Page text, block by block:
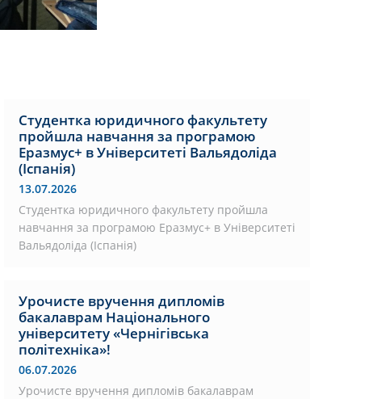
Студентка юридичного факультету
пройшла навчання за програмою
Еразмус+ в Університеті Вальядоліда
(Іспанія)
13.07.2026
Студентка юридичного факультету пройшла
навчання за програмою Еразмус+ в Університеті
Вальядоліда (Іспанія)
Урочисте вручення дипломів
бакалаврам Національного
університету «Чернігівська
політехніка»!
06.07.2026
Урочисте вручення дипломів бакалаврам